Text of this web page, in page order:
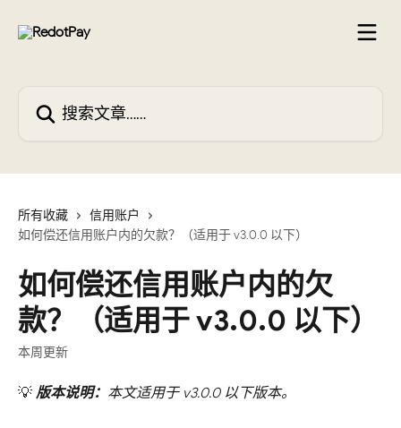
所有收藏
信用账户
如何偿还信用账户内的欠款？（适用于 v3.0.0 以下）
如何偿还信用账户内的欠
款？（适用于 v3.0.0 以下）
本周更新
💡 版本说明： 本文适用于 v3.0.0 以下版本。